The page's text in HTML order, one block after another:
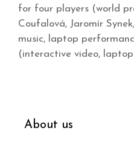
for four players (world
Coufalová, Jaromír
music, laptop
(interactive video,
About us